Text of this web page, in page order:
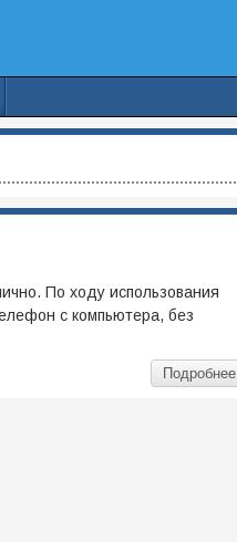
По ходу использования
с компьютера, без
Подробнее